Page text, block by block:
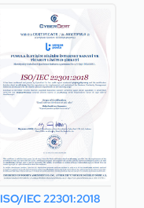
ISO/IEC 22301:2018